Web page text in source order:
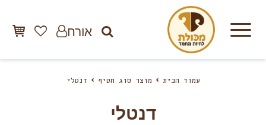
אורח
עמוד הבית מוצר סוג חטיף דנטלי
דנטלי